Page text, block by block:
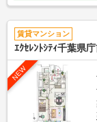
賃貸マンション
ｴｸｾﾚﾝﾄｼﾃｨ千葉県庁
NEW